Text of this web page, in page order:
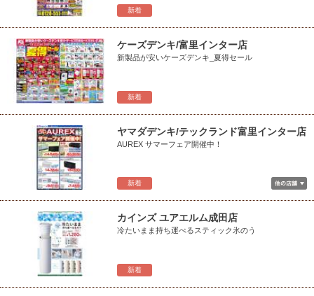
新着
新着
ケーズデンキ/富里インター店
新製品が安いケーズデンキ_夏得セール
新着
ヤマダデンキ/テックランド富里インター店
AUREX サマーフェア開催中！
新着
カインズ ユアエルム成田店
冷たいまま持ち運べるスティック氷のう